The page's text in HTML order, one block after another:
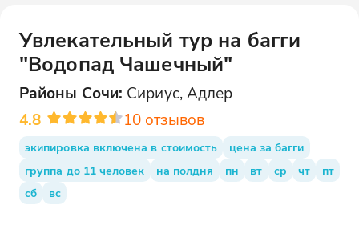
Увлекательный тур на багги
"Водопад Чашечный"
Районы Сочи: Сириус, Адлер
4.8
10 отзывов
экипировка включена в стоимость
цена за багги
группа до 11 человек
на полдня пн вт ср чт
пт
сб
вс